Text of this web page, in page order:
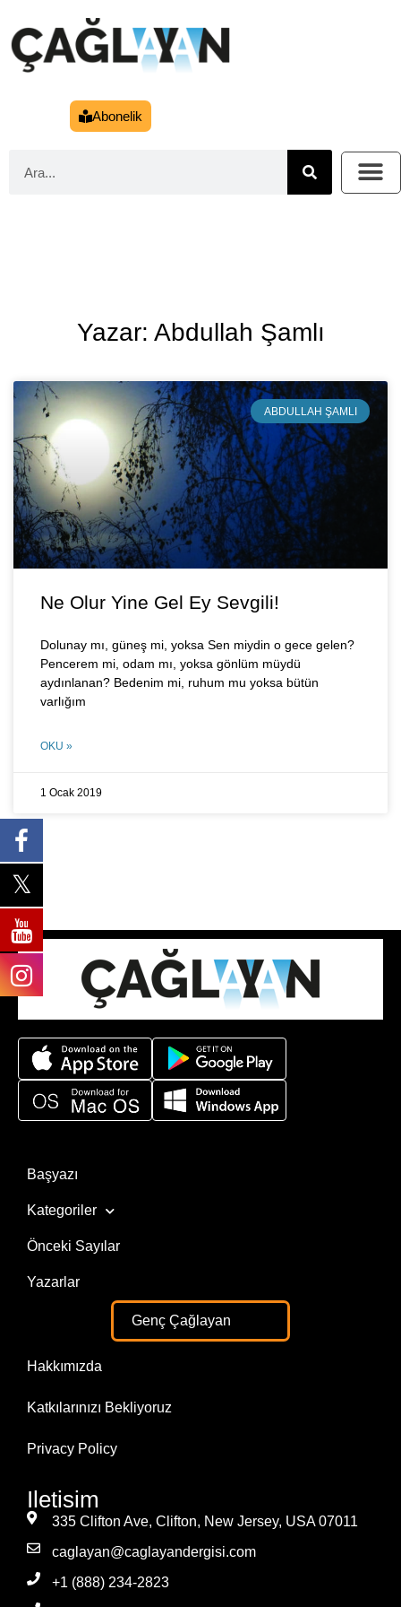
Abonelik
Yazar: Abdullah Şamlı
ABDULLAH ŞAMLI
Ne Olur Yine Gel Ey Sevgili!
Dolunay mı, güneş mi, yoksa Sen miydin o gece gelen?
Pencerem mi, odam mı, yoksa gönlüm müydü
aydınlanan? Bedenim mi, ruhum mu yoksa bütün
varlığım
OKU »
1 Ocak 2019
Başyazı
Kategoriler
Önceki Sayılar
Yazarlar
Genç Çağlayan
Hakkımızda
Katkılarınızı Bekliyoruz
Privacy Policy
Iletisim
335 Clifton Ave, Clifton, New Jersey, USA 07011
caglayan@caglayandergisi.com
+1 (888) 234-2823